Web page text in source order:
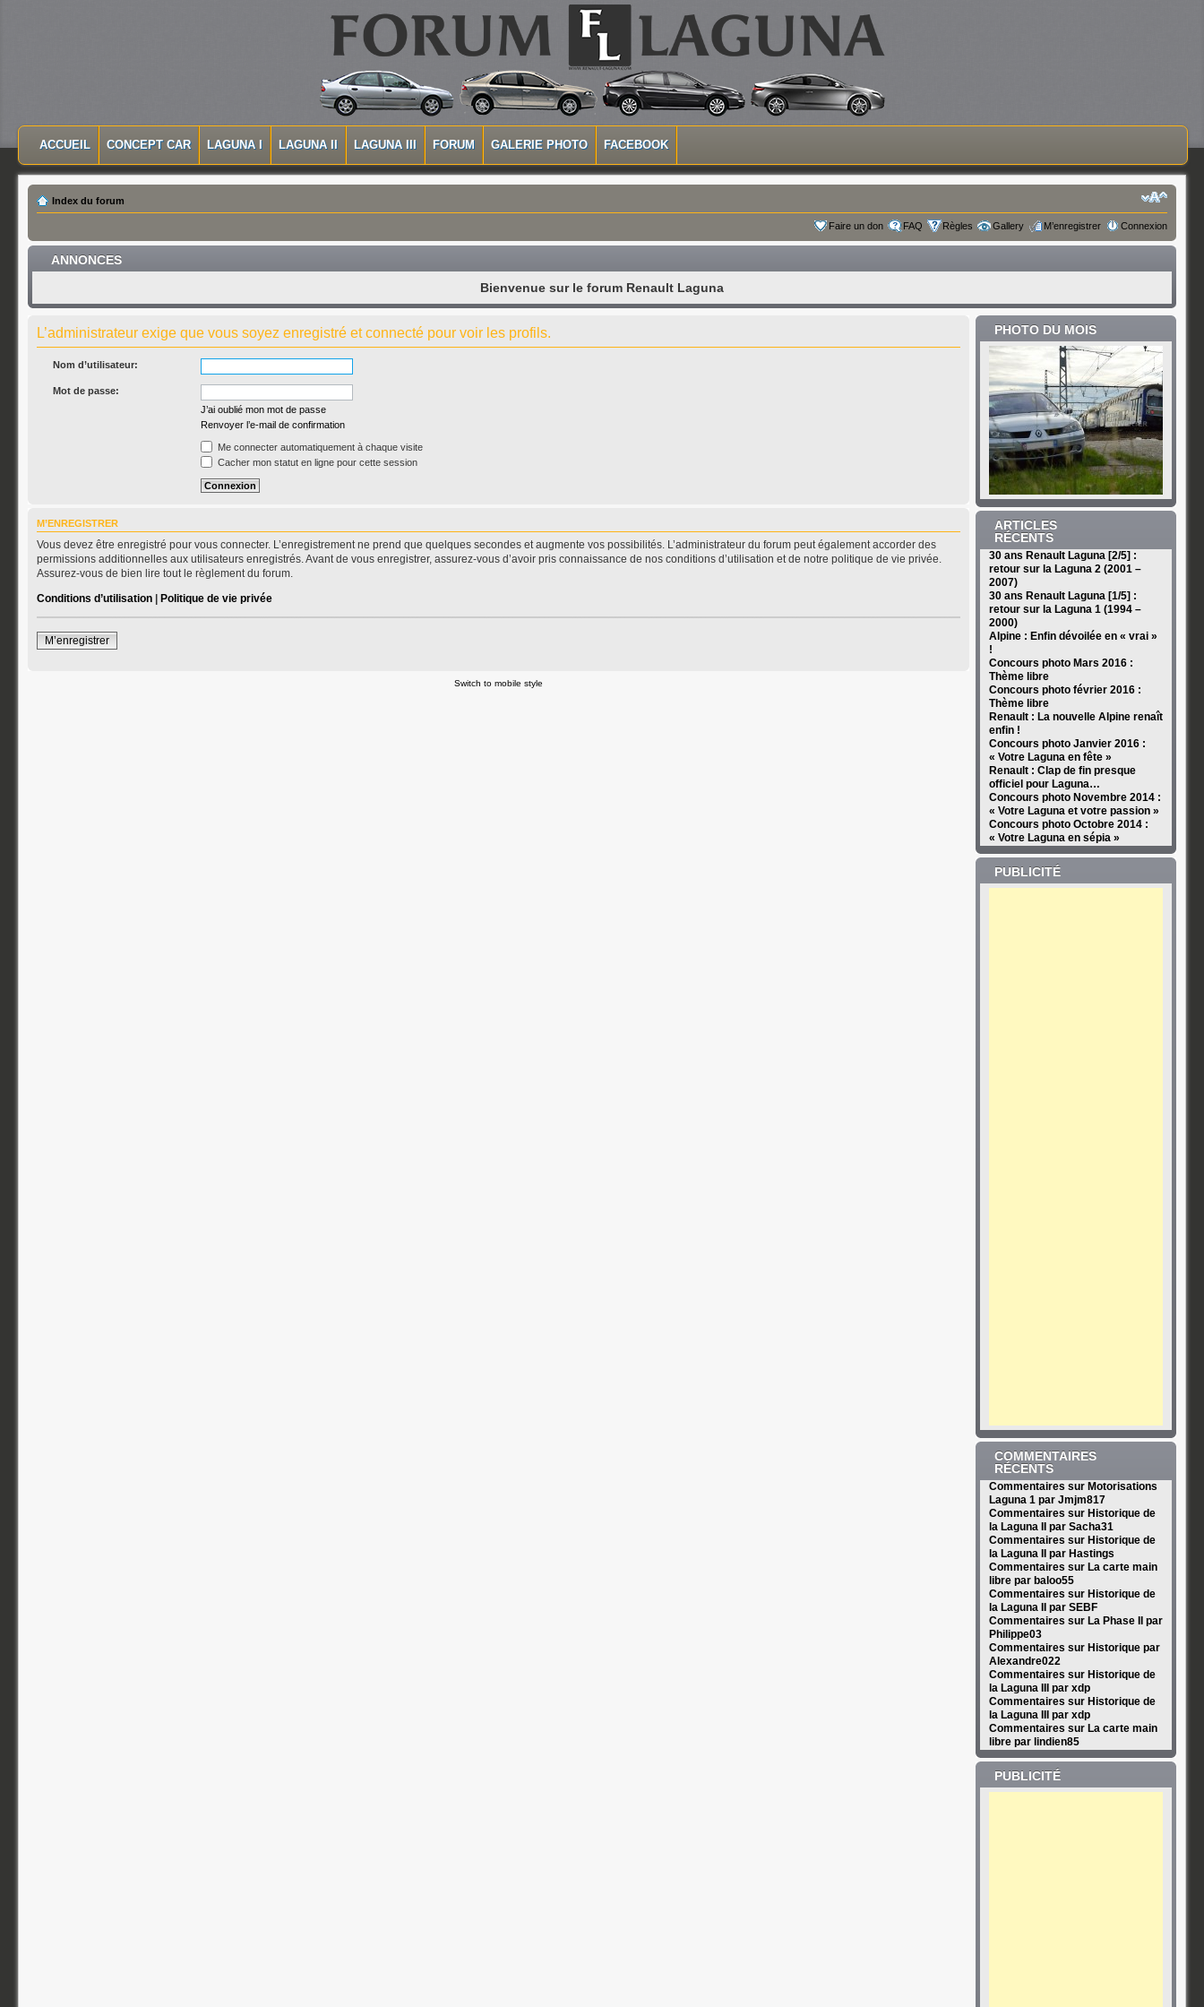
MENU PRINCIPAL
ACCUEIL CONCEPT CAR LAGUNA I LAGUNA II LAGUNA III FORUM GALERIE PHOTO FACEBOOK
Index du forum
Faire un don FAQ Règles Gallery M’enregistrer Connexion
ANNONCES
Bienvenue sur le forum Renault Laguna
L’administrateur exige que vous soyez enregistré et connecté pour voir les profils.
Nom d’utilisateur:
Mot de passe:
J’ai oublié mon mot de passe
Renvoyer l’e-mail de confirmation
Me connecter automatiquement à chaque visite
Cacher mon statut en ligne pour cette session
M’ENREGISTRER
Vous devez être enregistré pour vous connecter. L’enregistrement ne prend que quelques secondes et augmente vos possibilités. L’administrateur du forum peut également accorder des
permissions additionnelles aux utilisateurs enregistrés. Avant de vous enregistrer, assurez-vous d’avoir pris connaissance de nos conditions d’utilisation et de notre politique de vie privée.
Assurez-vous de bien lire tout le règlement du forum.
Conditions d’utilisation |Politique de vie privée
M’enregistrer
Switch to mobile style
PHOTO DU MOIS
ARTICLES
RÉCENTS
30 ans Renault Laguna [2/5] :
retour sur la Laguna 2 (2001 –
2007)
30 ans Renault Laguna [1/5] :
retour sur la Laguna 1 (1994 –
2000)
Alpine : Enfin dévoilée en « vrai »
!
Concours photo Mars 2016 :
Thème libre
Concours photo février 2016 :
Thème libre
Renault : La nouvelle Alpine renaît
enfin !
Concours photo Janvier 2016 :
« Votre Laguna en fête »
Renault : Clap de fin presque
officiel pour Laguna…
Concours photo Novembre 2014 :
« Votre Laguna et votre passion »
Concours photo Octobre 2014 :
« Votre Laguna en sépia »
PUBLICITÉ
COMMENTAIRES
RÉCENTS
Commentaires sur Motorisations
Laguna 1 par Jmjm817
Commentaires sur Historique de
la Laguna II par Sacha31
Commentaires sur Historique de
la Laguna II par Hastings
Commentaires sur La carte main
libre par baloo55
Commentaires sur Historique de
la Laguna II par SEBF
Commentaires sur La Phase II par
Philippe03
Commentaires sur Historique par
Alexandre022
Commentaires sur Historique de
la Laguna III par xdp
Commentaires sur Historique de
la Laguna III par xdp
Commentaires sur La carte main
libre par lindien85
PUBLICITÉ